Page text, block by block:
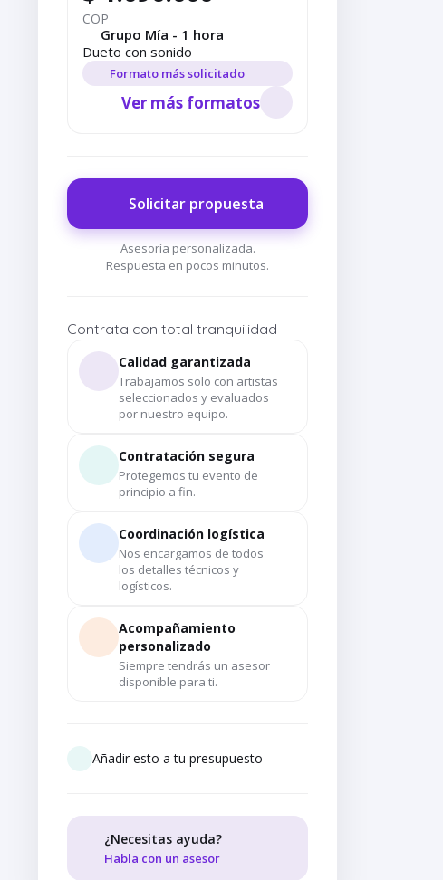
COP
Grupo Mía - 1 hora
Dueto con sonido
Formato más solicitado
Ver más formatos
Solicitar propuesta
Asesoría personalizada.
Respuesta en pocos minutos.
Contrata con total tranquilidad
Calidad garantizada
Trabajamos solo con artistas
seleccionados y evaluados
por nuestro equipo.
Contratación segura
Protegemos tu evento de
principio a fin.
Coordinación logística
Nos encargamos de todos
los detalles técnicos y
logísticos.
Acompañamiento
personalizado
Siempre tendrás un asesor
disponible para ti.
Añadir esto a tu presupuesto
¿Necesitas ayuda?
Habla con un asesor